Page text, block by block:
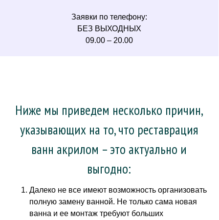
Заявки по телефону:
БЕЗ ВЫХОДНЫХ
09.00 – 20.00
Ниже мы приведем несколько причин,
указывающих на то, что реставрация
ванн акрилом – это актуально и
выгодно:
Далеко не все имеют возможность организовать
полную замену ванной. Не только сама новая
ванна и ее монтаж требуют больших